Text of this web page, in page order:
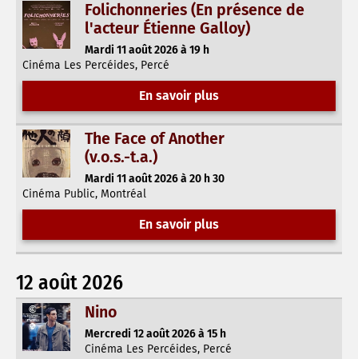
Folichonneries (En présence de
l'acteur Étienne Galloy)
Mardi 11 août 2026 à 19 h
Cinéma Les Percéides, Percé
En savoir plus
The Face of Another
(v.o.s.-t.a.)
Mardi 11 août 2026 à 20 h 30
Cinéma Public, Montréal
En savoir plus
12 août 2026
Nino
Mercredi 12 août 2026 à 15 h
Cinéma Les Percéides, Percé